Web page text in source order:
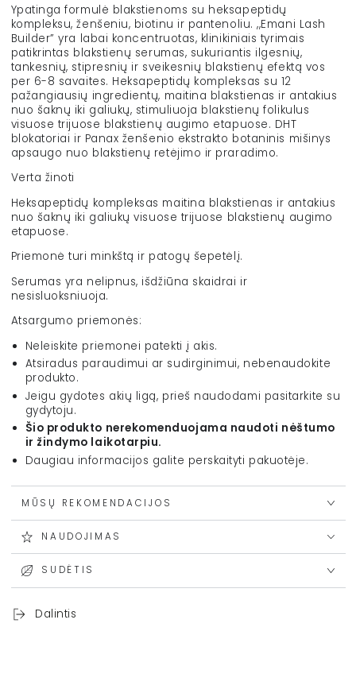
Ypatinga formulė blakstienoms su heksapeptidų
kompleksu, ženšeniu, biotinu ir pantenoliu. ,,Emani Lash
Builder” yra labai koncentruotas, klinikiniais tyrimais
patikrintas blakstienų serumas, sukuriantis ilgesnių,
tankesnių, stipresnių ir sveikesnių blakstienų efektą vos
per 6-8 savaites. Heksapeptidų kompleksas su 12
pažangiausių ingredientų, maitina blakstienas ir antakius
nuo šaknų iki galiukų, stimuliuoja blakstienų folikulus
visuose trijuose blakstienų augimo etapuose. DHT
blokatoriai ir Panax ženšenio ekstrakto botaninis mišinys
apsaugo nuo blakstienų retėjimo ir praradimo.
Verta žinoti
Heksapeptidų kompleksas maitina blakstienas ir antakius
nuo šaknų iki galiukų visuose trijuose blakstienų augimo
etapuose.
Priemonė turi minkštą ir patogų šepetėlį.
Serumas yra nelipnus, išdžiūna skaidrai ir
nesisluoksniuoja.
Atsargumo priemonės:
Neleiskite priemonei patekti į akis.
Atsiradus paraudimui ar sudirginimui, nebenaudokite
produkto.
Jeigu gydotes akių ligą, prieš naudodami pasitarkite su
gydytoju.
Šio produkto nerekomenduojama naudoti nėštumo
ir žindymo laikotarpiu.
Daugiau informacijos galite perskaityti pakuotėje.
MŪSŲ REKOMENDACIJOS
NAUDOJIMAS
SUDĖTIS
Dalintis